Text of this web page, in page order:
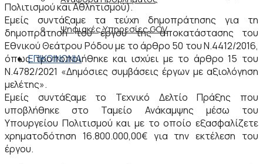
Ψηφιακές Υπηρεσίες GOV
ΕΠΙΚΟΙΝΩΝΙΑ
Πολιτισμού και Αθλητισμού).
Εμείς συντάξαμε τα τεύχη δημοπράτησης για τη
δημοπράτηση του έργου της αποκατάστασης του
Εθνικού Θεάτρου Ρόδου με το άρθρο 50 του Ν.4412/2016,
όπως τροποποιήθηκε και ισχύει με το άρθρο 15 του
Ν.4782/2021 «Δημόσιες συμβάσεις έργων με αξιολόγηση
μελέτης».
Εμείς συντάξαμε το Τεχνικό Δελτίο Πράξης που
υποβλήθηκε στο Ταμείο Ανάκαμψης μέσω του
Υπουργείου Πολιτισμού και με το οποίο εξασφαλίζετε
χρηματοδότηση 16.800.000,00€ για την εκτέλεση του
έργου.